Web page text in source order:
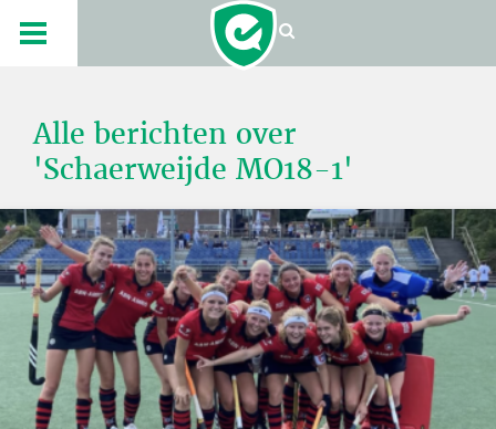
Alle berichten over
'Schaerweijde MO18-1'